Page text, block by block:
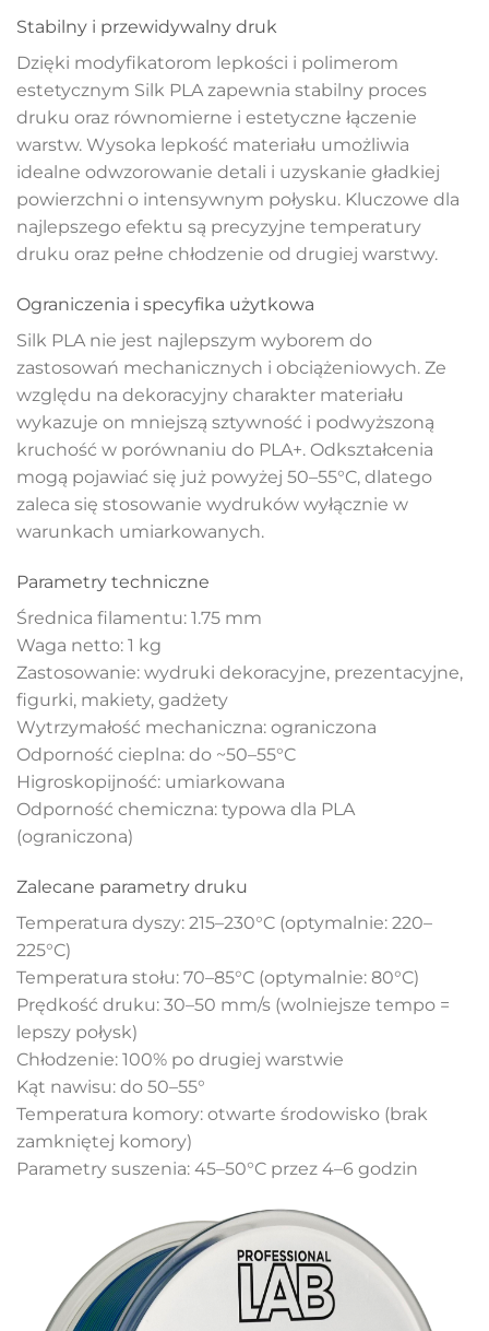
Stabilny i przewidywalny druk
Dzięki modyfikatorom lepkości i polimerom
estetycznym Silk PLA zapewnia stabilny proces
druku oraz równomierne i estetyczne łączenie
warstw. Wysoka lepkość materiału umożliwia
idealne odwzorowanie detali i uzyskanie gładkiej
powierzchni o intensywnym połysku. Kluczowe dla
najlepszego efektu są precyzyjne temperatury
druku oraz pełne chłodzenie od drugiej warstwy.
Ograniczenia i specyfika użytkowa
Silk PLA nie jest najlepszym wyborem do
zastosowań mechanicznych i obciążeniowych. Ze
względu na dekoracyjny charakter materiału
wykazuje on mniejszą sztywność i podwyższoną
kruchość w porównaniu do PLA+. Odkształcenia
mogą pojawiać się już powyżej 50–55°C, dlatego
zaleca się stosowanie wydruków wyłącznie w
warunkach umiarkowanych.
Parametry techniczne
Średnica filamentu: 1.75 mm
Waga netto: 1 kg
Zastosowanie: wydruki dekoracyjne, prezentacyjne,
figurki, makiety, gadżety
Wytrzymałość mechaniczna: ograniczona
Odporność cieplna: do ~50–55°C
Higroskopijność: umiarkowana
Odporność chemiczna: typowa dla PLA
(ograniczona)
Zalecane parametry druku
Temperatura dyszy: 215–230°C (optymalnie: 220–
225°C)
Temperatura stołu: 70–85°C (optymalnie: 80°C)
Prędkość druku: 30–50 mm/s (wolniejsze tempo =
lepszy połysk)
Chłodzenie: 100% po drugiej warstwie
Kąt nawisu: do 50–55°
Temperatura komory: otwarte środowisko (brak
zamkniętej komory)
Parametry suszenia: 45–50°C przez 4–6 godzin